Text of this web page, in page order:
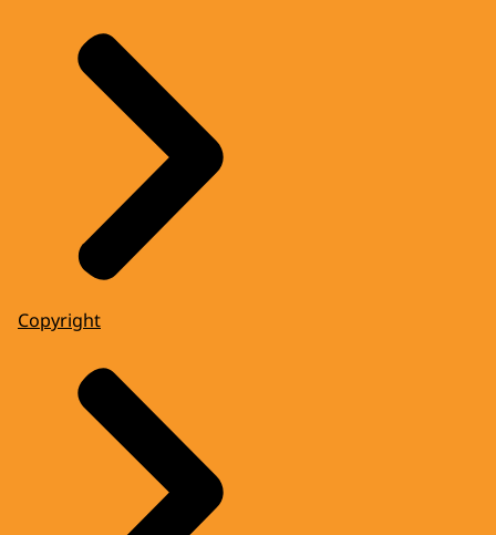
Copyright